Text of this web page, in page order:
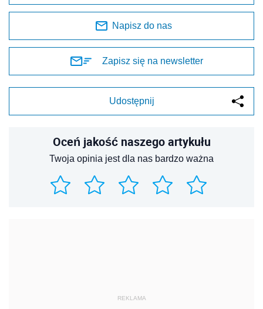
Napisz do nas
Zapisz się na newsletter
Udostępnij
Oceń jakość naszego artykułu
Twoja opinia jest dla nas bardzo ważna
REKLAMA